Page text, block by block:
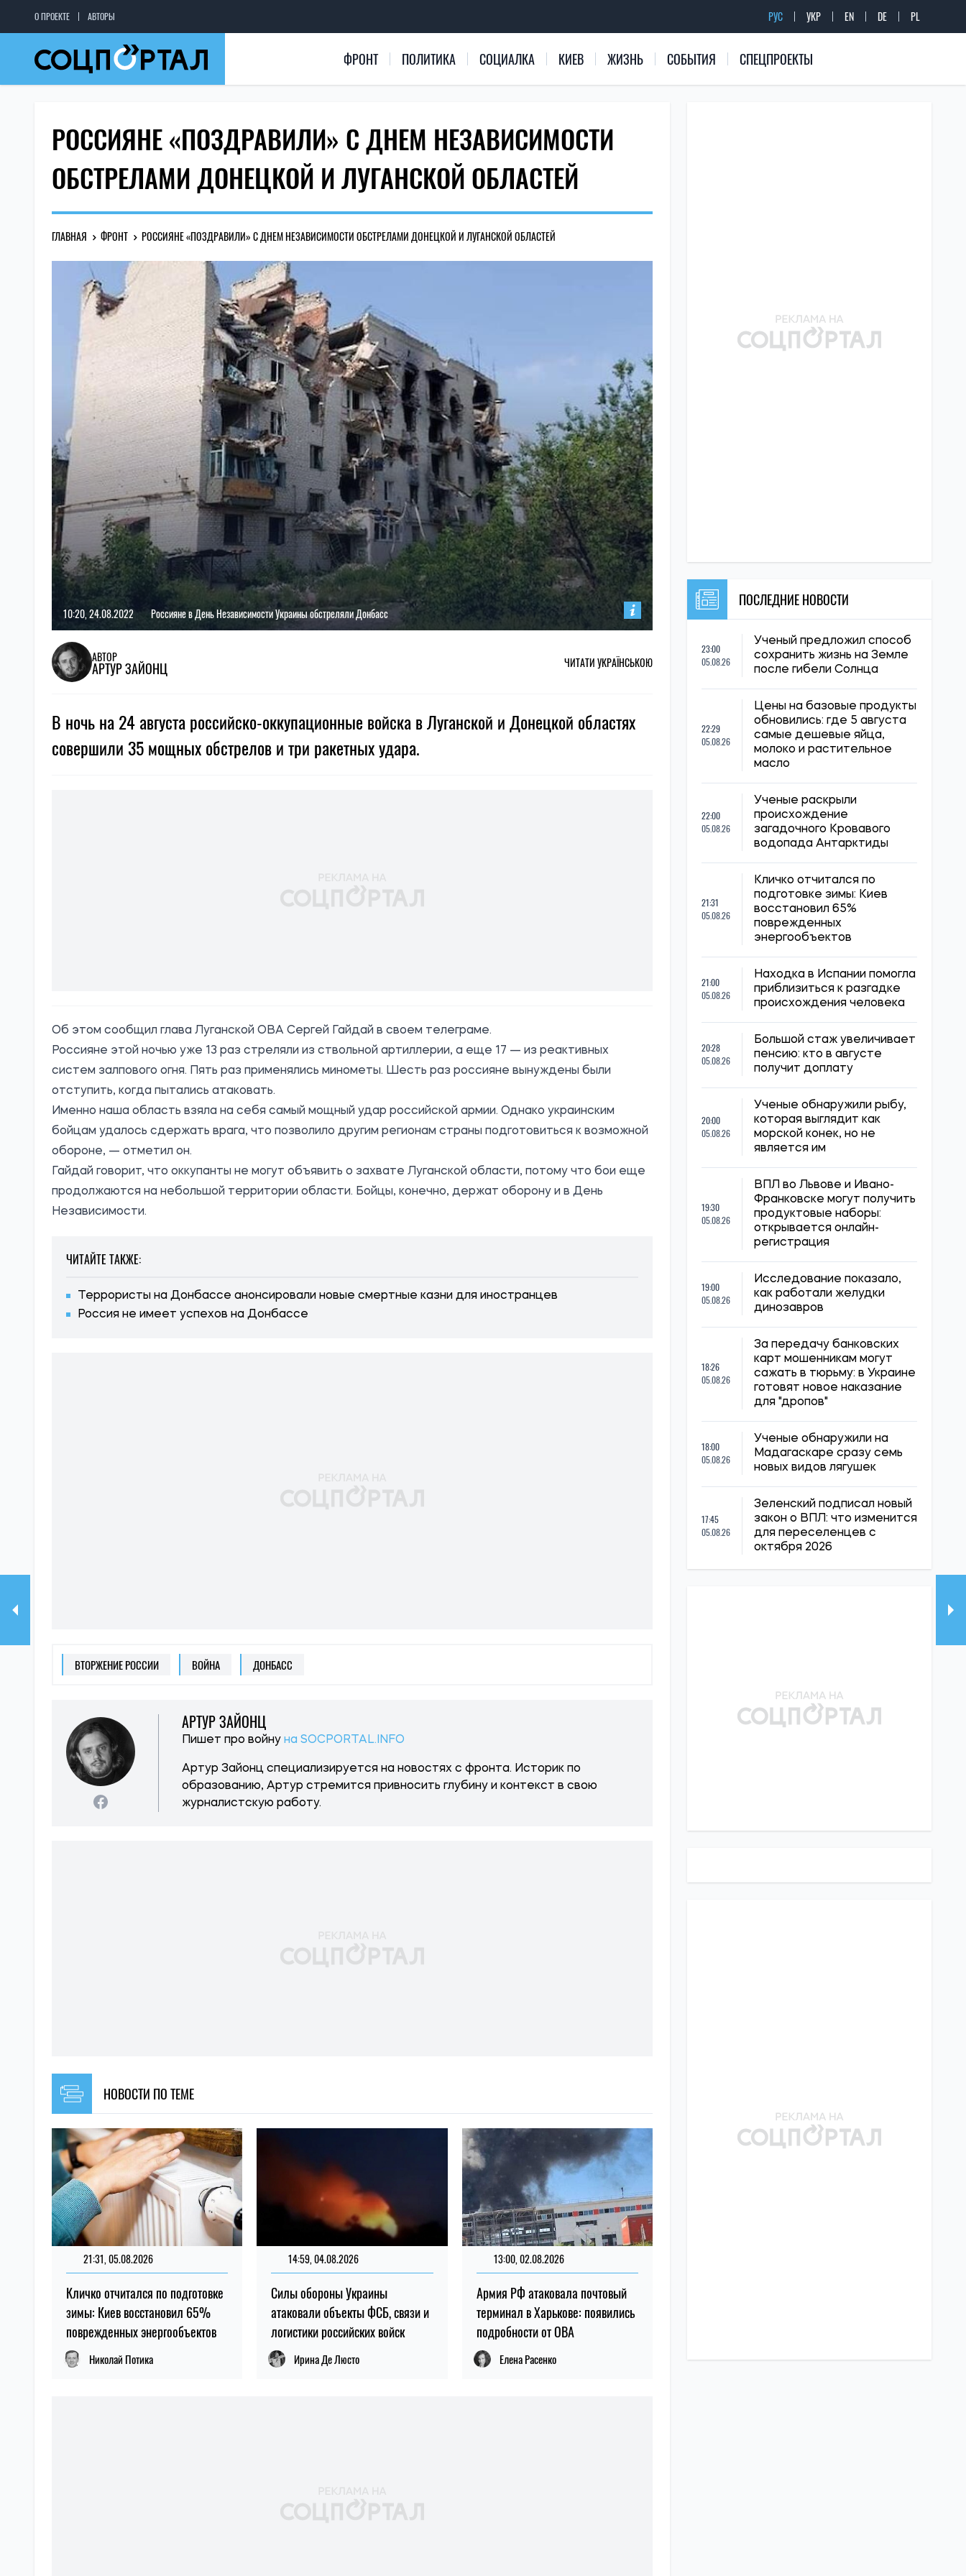
О ПРОЕКТЕ АВТОРЫ РУС УКР EN DE PL
ФРОНТ ПОЛИТИКА СОЦИАЛКА КИЕВ ЖИЗНЬ СОБЫТИЯ СПЕЦПРОЕКТЫ
РОССИЯНЕ «ПОЗДРАВИЛИ» С ДНЕМ НЕЗАВИСИМОСТИ
ОБСТРЕЛАМИ ДОНЕЦКОЙ И ЛУГАНСКОЙ ОБЛАСТЕЙ
ГЛАВНАЯ ФРОНТ РОССИЯНЕ «ПОЗДРАВИЛИ» С ДНЕМ НЕЗАВИСИМОСТИ ОБСТРЕЛАМИ ДОНЕЦКОЙ И ЛУГАНСКОЙ ОБЛАСТЕЙ
10:20, 24.08.2022 Россияне в День Независимости Украины обстреляли Донбасс
АВТОР
АРТУР ЗАЙОНЦ ЧИТАТИ УКРАЇНСЬКОЮ
В ночь на 24 августа российско-оккупационные войска в Луганской и Донецкой областях
совершили 35 мощных обстрелов и три ракетных удара.
Об этом сообщил глава Луганской ОВА Сергей Гайдай в своем телеграме.
Россияне этой ночью уже 13 раз стреляли из ствольной артиллерии, а еще 17 — из реактивных
систем залпового огня. Пять раз применялись минометы. Шесть раз россияне вынуждены были
отступить, когда пытались атаковать.
Именно наша область взяла на себя самый мощный удар российской армии. Однако украинским
бойцам удалось сдержать врага, что позволило другим регионам страны подготовиться к возможной
обороне, — отметил он.
Гайдай говорит, что оккупанты не могут объявить о захвате Луганской области, потому что бои еще
продолжаются на небольшой территории области. Бойцы, конечно, держат оборону и в День
Независимости.
ЧИТАЙТЕ ТАКЖЕ:
Террористы на Донбассе анонсировали новые смертные казни для иностранцев
Россия не имеет успехов на Донбассе
ВТОРЖЕНИЕ РОССИИ ВОЙНА ДОНБАСС
АРТУР ЗАЙОНЦ
Пишет про войну на SOCPORTAL.INFO
Артур Зайонц специализируется на новостях с фронта. Историк по
образованию, Артур стремится привносить глубину и контекст в свою
журналистскую работу.
НОВОСТИ ПО ТЕМЕ
21:31, 05.08.2026
Кличко отчитался по подготовке
зимы: Киев восстановил 65%
поврежденных энергообъектов
Николай Потика
14:59, 04.08.2026
Силы обороны Украины
атаковали объекты ФСБ, связи и
логистики российских войск
Ирина Де Люсто
13:00, 02.08.2026
Армия РФ атаковала почтовый
терминал в Харькове: появились
подробности от ОВА
Елена Расенко
ПОСЛЕДНИЕ НОВОСТИ
23:00
05.08.26
Ученый предложил способ
сохранить жизнь на Земле
после гибели Солнца
22:29
05.08.26
Цены на базовые продукты
обновились: где 5 августа
самые дешевые яйца,
молоко и растительное
масло
22:00
05.08.26
Ученые раскрыли
происхождение
загадочного Кровавого
водопада Антарктиды
21:31
05.08.26
Кличко отчитался по
подготовке зимы: Киев
восстановил 65%
поврежденных
энергообъектов
21:00
05.08.26
Находка в Испании помогла
приблизиться к разгадке
происхождения человека
20:28
05.08.26
Большой стаж увеличивает
пенсию: кто в августе
получит доплату
20:00
05.08.26
Ученые обнаружили рыбу,
которая выглядит как
морской конек, но не
является им
19:30
05.08.26
ВПЛ во Львове и Ивано-
Франковске могут получить
продуктовые наборы:
открывается онлайн-
регистрация
19:00
05.08.26
Исследование показало,
как работали желудки
динозавров
18:26
05.08.26
За передачу банковских
карт мошенникам могут
сажать в тюрьму: в Украине
готовят новое наказание
для "дропов"
18:00
05.08.26
Ученые обнаружили на
Мадагаскаре сразу семь
новых видов лягушек
17:45
05.08.26
Зеленский подписал новый
закон о ВПЛ: что изменится
для переселенцев с
октября 2026